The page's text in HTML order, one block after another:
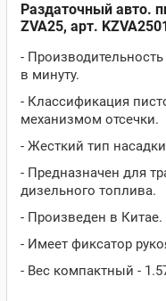
Раздаточный авто.
ZVA25, арт.
-
в минуту.
- Классификация
механизмом отсечки.
- Жесткий тип
- Предназначен для
дизельного топлива.
- Произведен в Китае.
- Имеет фиксатор
- Вес компактный -